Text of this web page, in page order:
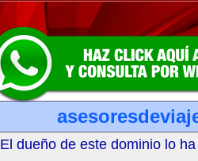
El dueño de este dominio lo